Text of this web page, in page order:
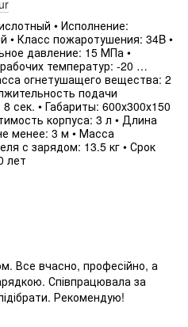
• Исполнение:
• Класс пожаротушения: 34B •
давление: 15 МПа •
температур: -20 …
огнетушащего вещества: 2
подачи
сек. • Габариты: 600х300х150
корпуса: 3 л • Длина
менее: 3 м • Масса
с зарядом: 13.5 кг • Срок
лет
Все вчасно, професійно, а
Співпрацювала за
Рекомендую!